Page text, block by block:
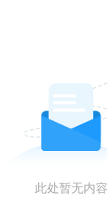
此处暂无内容